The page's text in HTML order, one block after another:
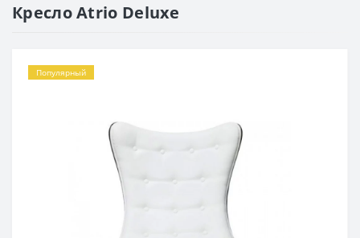
Кресло Atrio Deluxe
Популярный